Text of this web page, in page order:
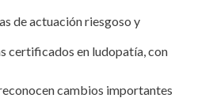
de actuación riesgoso y
certificados en ludopatía, con
cambios importantes